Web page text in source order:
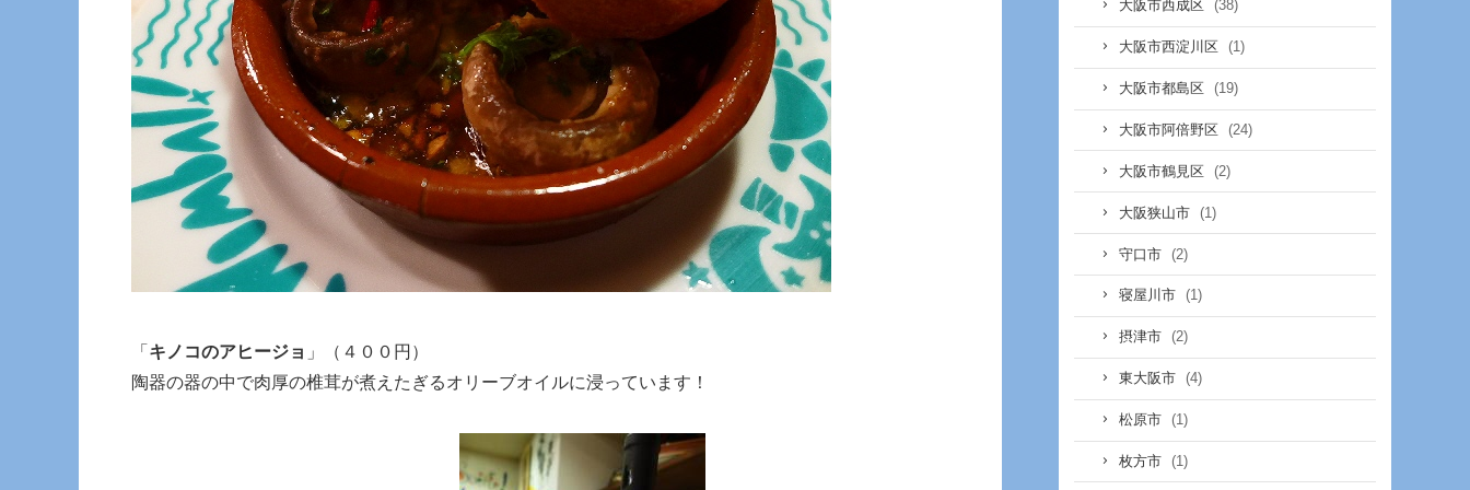
「 キノコのアヒージョ 」（４００円）
陶器の器の中で肉厚の椎茸が煮えたぎるオリーブオイルに浸っています！
大阪市西成区 (38)
大阪市西淀川区 (1)
大阪市都島区 (19)
大阪市阿倍野区 (24)
大阪市鶴見区 (2)
大阪狭山市 (1)
守口市 (2)
寝屋川市 (1)
摂津市 (2)
東大阪市 (4)
松原市 (1)
枚方市 (1)